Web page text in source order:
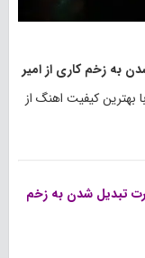
به زخم کاری از امیر
کیفیت اهنگ از
تبدیل شدن به زخم